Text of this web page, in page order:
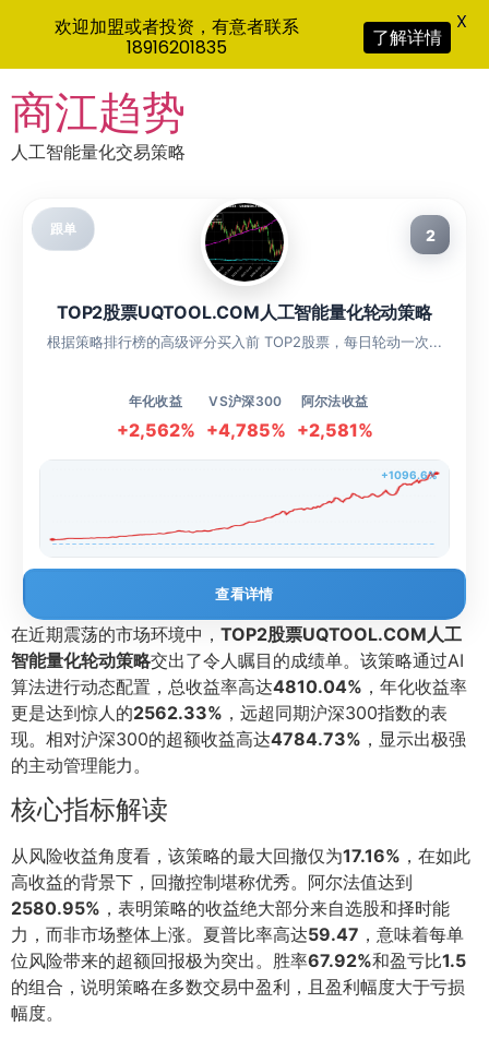
to
content
商江趋势
人工智能量化交易策略
跟单 2
TOP2股票UQTOOL.COM人工智能量化轮动策略
根据策略排行榜的高级评分买入前 TOP2股票，每日轮动一次...
年化收益
+2,562%
VS沪深300
+4,785%
阿尔法收益
+2,581%
+1096.6%
查看详情
在近期震荡的市场环境中， TOP2股票UQTOOL.COM人工
智能量化轮动策略交出了令人瞩目的成绩单。该策略通过AI
算法进行动态配置，总收益率高达4810.04% ，年化收益率
更是达到惊人的2562.33% ，远超同期沪深300指数的表
现。相对沪深300的超额收益高达4784.73% ，显示出极强
的主动管理能力。
核心指标解读
从风险收益角度看，该策略的最大回撤仅为17.16% ，在如此
高收益的背景下，回撤控制堪称优秀。阿尔法值达到
2580.95% ，表明策略的收益绝大部分来自选股和择时能
力，而非市场整体上涨。夏普比率高达59.47 ，意味着每单
位风险带来的超额回报极为突出。胜率67.92%和盈亏比1.5
的组合，说明策略在多数交易中盈利，且盈利幅度大于亏损
幅度。
欢迎加盟或者投资，有意者联系
18916201835
了解详情
X